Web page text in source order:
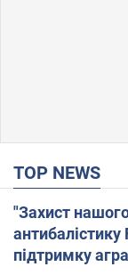
TOP NEWS
"Захист
антибалістику
підтримку